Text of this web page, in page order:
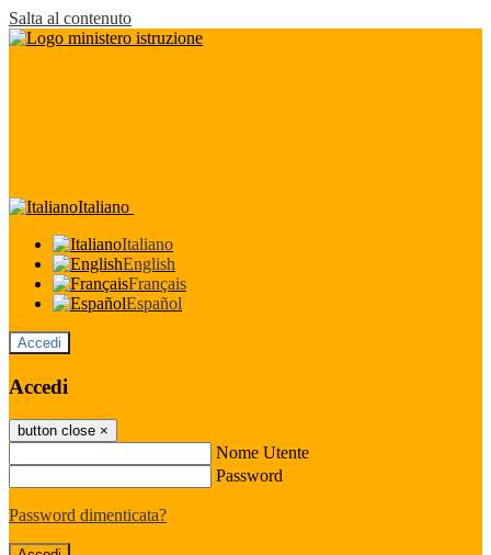
Salta al contenuto
Italiano
Italiano
English
Français
Español
Accedi
Accedi
button close ×
Nome Utente
Password
Password dimenticata?